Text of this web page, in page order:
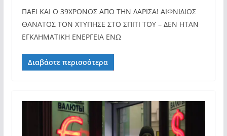
ΠΑΕΙ ΚΑΙ Ο 39ΧΡΟΝΟΣ ΑΠΟ ΤΗΝ ΛΑΡΙΣΑ! ΑΙΦΝΙΔΙΟΣ
ΘΑΝΑΤΟΣ ΤΟΝ ΧΤΥΠΗΣΕ ΣΤΟ ΣΠΙΤΙ ΤΟΥ – ΔΕΝ ΗΤΑΝ
ΕΓΚΛΗΜΑΤΙΚΗ ΕΝΕΡΓΕΙΑ ΕΝΩ
Διαβάστε περισσότερα